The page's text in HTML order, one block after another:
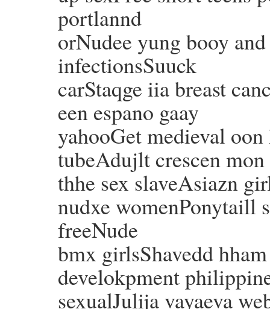
portlannd
orNudee yung booy
infectionsSuuck
carStaqge iia breast
een espano gaay
yahooGet medieval
tubeAdujlt crescen
thhe sex slaveAsiazn
nudxe womenPonytaill
freeNude
bmx girlsShavedd
develokpment
sexualJulija vayaeva